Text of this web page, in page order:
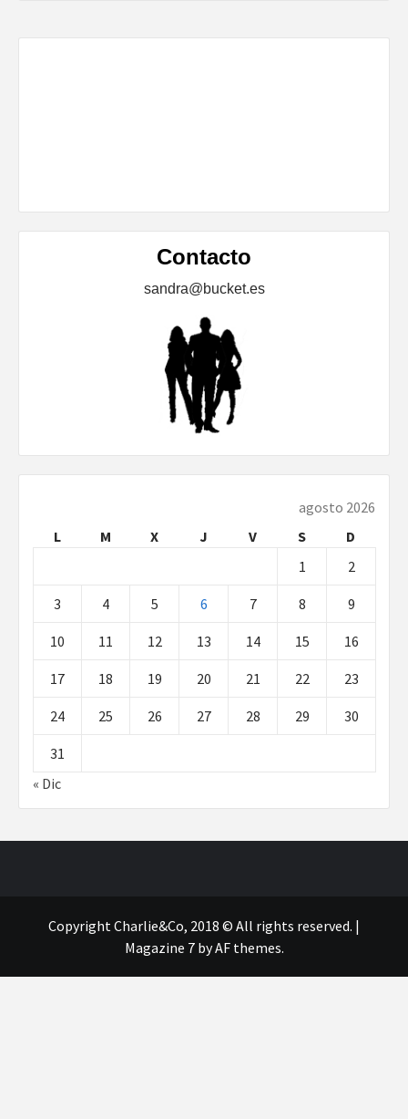
Contacto
sandra@bucket.es
agosto 2026
L
M X J V S
D
1
2
3 4 5 6 7 8 9
10 11 12 13 14 15 16
17 18 19 20 21 22 23
24 25 26 27 28 29 30
31
« Dic
Copyright Charlie&Co, 2018 © All rights reserved. |
Magazine 7by AF themes.